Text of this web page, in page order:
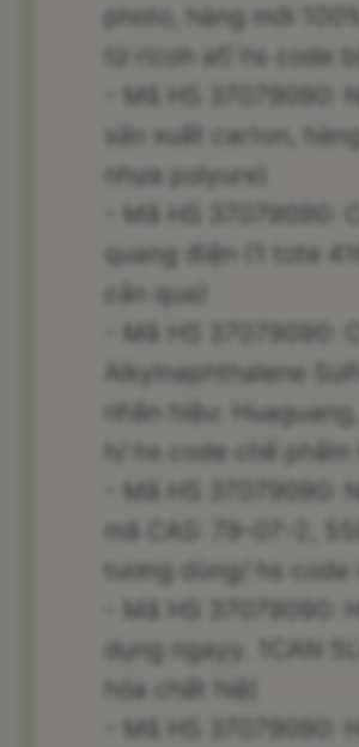
photo, hàng mới
từ ricoh af/ hs code
- Mã HS 37079090:
sản xuất carton,
nhựa polyure)
- Mã HS 37079090:
quang điện (1 tote
cản qua)
- Mã HS 37079090:
Alkylnaphthalene
nhãn hiệu:
h/ hs code chế phẩm
- Mã HS 37079090:
mã CAS: 79-07-2,
tương dùng/ hs code
- Mã HS 37079090:
dụng ngayy. 1CAN
hóa chất hiệ)
- Mã HS 37079090: